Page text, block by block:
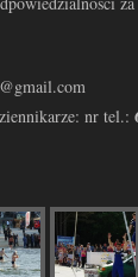
nr tel.: